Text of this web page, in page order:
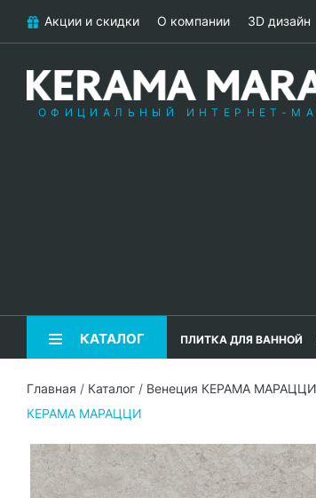
Акции и скидки О компании 3D дизайн
ОФИЦИАЛЬНЫЙ ИНТЕРНЕТ-
КАТАЛОГ ПЛИТКА ДЛЯ ВАННОЙ
Главная / Каталог / Венеция КЕРАМА МАРАЦЦИ
КЕРАМА МАРАЦЦИ